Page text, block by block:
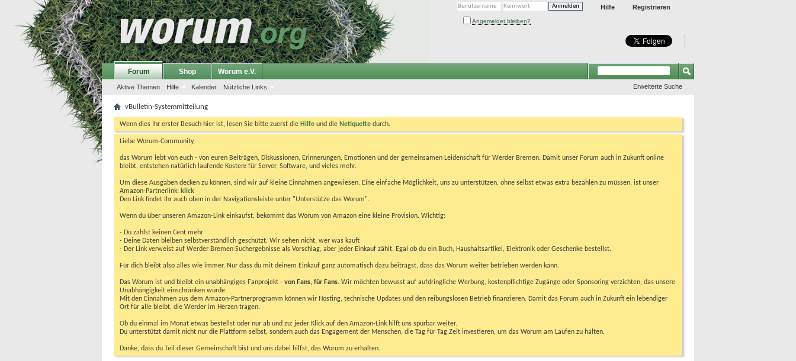
Registrieren
Hilfe
Angemeldet bleiben?
Forum
Aktive Themen Hilfe Kalender Nützliche Links
Shop Worum e.V.
Erweiterte Suche
vBulletin-Systemmitteilung
Wenn dies Ihr erster Besuch hier ist, lesen Sie bitte zuerst die Hilfe und die Netiquette durch.
Liebe Worum-Community,
das Worum lebt von euch - von euren Beiträgen, Diskussionen, Erinnerungen, Emotionen und der gemeinsamen Leidenschaft für Werder Bremen. Damit unser Forum auch in Zukunft online
bleibt, entstehen natürlich laufende Kosten: für Server, Software, und vieles mehr.
Um diese Ausgaben decken zu können, sind wir auf kleine Einnahmen angewiesen. Eine einfache Möglichkeit, uns zu unterstützen, ohne selbst etwas extra bezahlen zu müssen, ist unser
Amazon-Partnerlink: klick
Den Link findet Ihr auch oben in der Navigationsleiste unter "Unterstütze das Worum".
Wenn du über unseren Amazon-Link einkaufst, bekommt das Worum von Amazon eine kleine Provision. Wichtig:
- Du zahlst keinen Cent mehr
- Deine Daten bleiben selbstverständlich geschützt. Wir sehen nicht, wer was kauft
- Der Link verweist auf Werder Bremen Suchergebnisse als Vorschlag, aber jeder Einkauf zählt. Egal ob du ein Buch, Haushaltsartikel, Elektronik oder Geschenke bestellst.
Für dich bleibt also alles wie immer. Nur dass du mit deinem Einkauf ganz automatisch dazu beiträgst, dass das Worum weiter betrieben werden kann.
Das Worum ist und bleibt ein unabhängiges Fanprojekt - von Fans, für Fans. Wir möchten bewusst auf aufdringliche Werbung, kostenpflichtige Zugänge oder Sponsoring verzichten, das unsere
Unabhängigkeit einschränken würde.
Mit den Einnahmen aus dem Amazon-Partnerprogramm können wir Hosting, technische Updates und den reibungslosen Betrieb finanzieren. Damit das Forum auch in Zukunft ein lebendiger
Ort für alle bleibt, die Werder im Herzen tragen.
Ob du einmal im Monat etwas bestellst oder nur ab und zu: jeder Klick auf den Amazon-Link hilft uns spürbar weiter.
Du unterstützt damit nicht nur die Plattform selbst, sondern auch das Engagement der Menschen, die Tag für Tag Zeit investieren, um das Worum am Laufen zu halten.
Danke, dass du Teil dieser Gemeinschaft bist und uns dabei hilfst, das Worum zu erhalten.